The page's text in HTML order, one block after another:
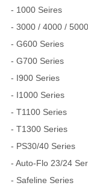
- 1000 Seires
- 3000 / 4000 /
- G600 Series
- G700 Series
- I900 Series
- I1000 Series
- T1100 Series
- T1300 Series
- PS30/40 Series
- Auto-Flo 23/24
- Safeline Series